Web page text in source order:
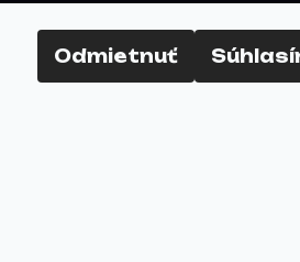
Odmietnuť